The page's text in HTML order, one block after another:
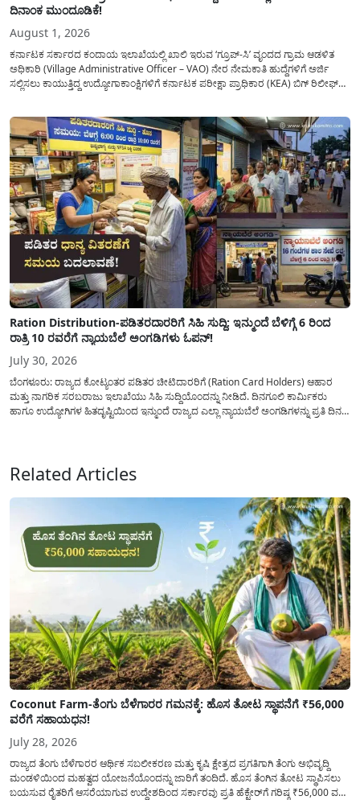
ದಿನಾಂಕ ಮುಂದೂಡಿಕೆ!
August 1, 2026
ಕರ್ನಾಟಕ ಸರ್ಕಾರದ ಕಂದಾಯ ಇಲಾಖೆಯಲ್ಲಿ ಖಾಲಿ ಇರುವ ‘ಗ್ರೂಪ್-ಸಿ’ ವೃಂದದ ಗ್ರಾಮ ಆಡಳಿತ
ಅಧಿಕಾರಿ (Village Administrative Officer – VAO) ನೇರ ನೇಮಕಾತಿ ಹುದ್ದೆಗಳಿಗೆ ಅರ್ಜಿ
ಸಲ್ಲಿಸಲು ಕಾಯುತ್ತಿದ್ದ ಉದ್ಯೋಗಾಕಾಂಕ್ಷಿಗಳಿಗೆ ಕರ್ನಾಟಕ ಪರೀಕ್ಷಾ ಪ್ರಾಧಿಕಾರ (KEA) ಬಿಗ್ ರಿಲೀಫ್
Ration Distribution-ಪಡಿತರದಾರರಿಗೆ ಸಿಹಿ ಸುದ್ದಿ: ಇನ್ಮುಂದೆ ಬೆಳಿಗ್ಗೆ 6 ರಿಂದ
ರಾತ್ರಿ 10 ರವರೆಗೆ ನ್ಯಾಯಬೆಲೆ ಅಂಗಡಿಗಳು ಓಪನ್!
July 30, 2026
ಬೆಂಗಳೂರು: ರಾಜ್ಯದ ಕೋಟ್ಯಂತರ ಪಡಿತರ ಚೀಟಿದಾರರಿಗೆ (Ration Card Holders) ಆಹಾರ
ಮತ್ತು ನಾಗರಿಕ ಸರಬರಾಜು ಇಲಾಖೆಯು ಸಿಹಿ ಸುದ್ದಿಯೊಂದನ್ನು ನೀಡಿದೆ. ದಿನಗೂಲಿ ಕಾರ್ಮಿಕರು
ಹಾಗೂ ಉದ್ಯೋಗಿಗಳ ಹಿತದೃಷ್ಟಿಯಿಂದ ಇನ್ಮುಂದೆ ರಾಜ್ಯದ ಎಲ್ಲಾ ನ್ಯಾಯಬೆಲೆ ಅಂಗಡಿಗಳನ್ನು ಪ್ರತಿ ದಿನ
Related Articles
Coconut Farm-ತೆಂಗು ಬೆಳೆಗಾರರ ಗಮನಕ್ಕೆ: ಹೊಸ ತೋಟ ಸ್ಥಾಪನೆಗೆ ₹56,000
ವರೆಗೆ ಸಹಾಯಧನ!
July 28, 2026
ರಾಜ್ಯದ ತೆಂಗು ಬೆಳೆಗಾರರ ಆರ್ಥಿಕ ಸಬಲೀಕರಣ ಮತ್ತು ಕೃಷಿ ಕ್ಷೇತ್ರದ ಪ್ರಗತಿಗಾಗಿ ತೆಂಗು ಅಭಿವೃದ್ದಿ
ಮಂಡಳಿಯಿಂದ ಮಹತ್ವದ ಯೋಜನೆಯೊಂದನ್ನು ಜಾರಿಗೆ ತಂದಿದೆ. ಹೊಸ ತೆಂಗಿನ ತೋಟ ಸ್ಥಾಪಿಸಲು
ಬಯಸುವ ರೈತರಿಗೆ ಆಸರೆಯಾಗುವ ಉದ್ದೇಶದಿಂದ ಸರ್ಕಾರವು ಪ್ರತಿ ಹೆಕ್ಟೇರ್‌ಗೆ ಗರಿಷ್ಠ ₹56,000 ವರೆಗೆ